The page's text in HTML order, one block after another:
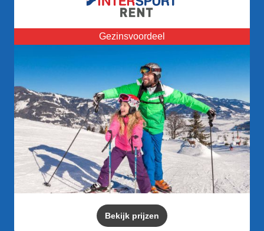
Gezinsvoordeel
Bekijk prijzen